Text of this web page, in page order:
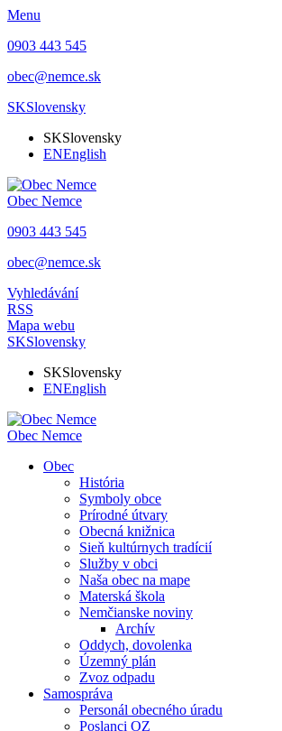
Menu
0903 443 545
obec@nemce.sk
SKSlovensky
SKSlovensky
ENEnglish
Obec Nemce
0903 443 545
obec@nemce.sk
Vyhledávání
RSS
Mapa webu
SKSlovensky
SKSlovensky
ENEnglish
Obec Nemce
Obec
História
Symboly obce
Prírodné útvary
Obecná knižnica
Sieň kultúrnych tradícií
Služby v obci
Naša obec na mape
Materská škola
Nemčianske noviny
Archív
Oddych, dovolenka
Územný plán
Zvoz odpadu
Samospráva
Personál obecného úradu
Poslanci OZ